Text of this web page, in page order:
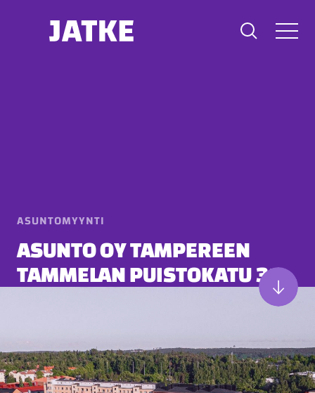
ASUNTOMYYNTI
ASUNTO OY TAMPEREEN
TAMMELAN PUISTOKATU 31